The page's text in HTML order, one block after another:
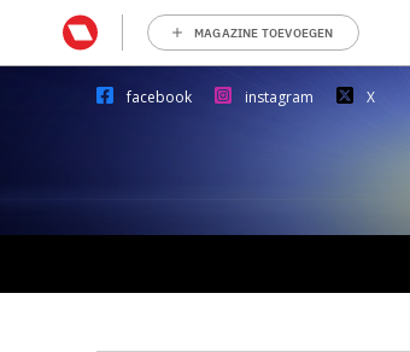
MAGAZINE TOEVOEGEN
facebook instagram X